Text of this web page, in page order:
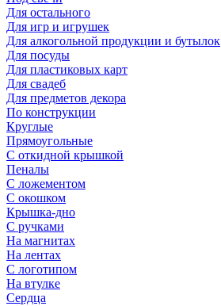
Для остального
Для игр и игрушек
Для алкогольной продукции и бутылок
Для посуды
Для пластиковых карт
Для свадеб
Для предметов декора
По конструкции
Круглые
Прямоугольные
С откидной крышкой
Пеналы
С ложементом
С окошком
Крышка-дно
С ручками
На магнитах
На лентах
С логотипом
На втулке
Сердца